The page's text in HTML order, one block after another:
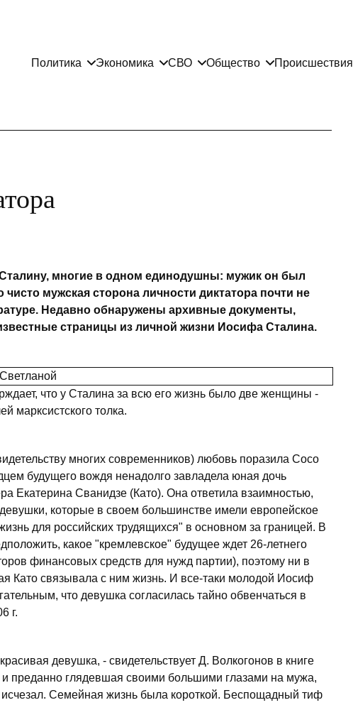
Политика Экономика СВО Общество Происшествия
многие в одном единодушны: мужик он был
мужская сторона личности диктатора почти не
Недавно обнаружены архивные документы,
страницы из личной жизни Иосифа Сталина.
что у Сталина за всю его жизнь было две женщины -
марксистского толка.
многих современников) любовь поразила Сосо
будущего вождя ненадолго завладела юная дочь
Екатерина Сванидзе (Като). Она ответила взаимностью,
которые в своем большинстве имели европейское
для российских трудящихся" в основном за границей. В
какое "кремлевское" будущее ждет 26-летнего
финансовых средств для нужд партии), поэтому ни в
Като связывала с ним жизнь. И все-таки молодой Иосиф
что девушка согласилась тайно обвенчаться в
г.
девушка, - свидетельствует Д. Волкогонов в книге
преданно глядевшая своими большими глазами на мужа,
исчезал. Семейная жизнь была короткой. Беспощадный тиф